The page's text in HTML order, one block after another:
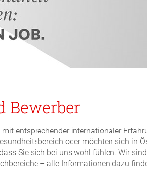
Bewerber
mit entsprechender internationaler
oder möchten sich in
Sie sich bei uns wohl fühlen. Wir sind
– alle Informationen dazu